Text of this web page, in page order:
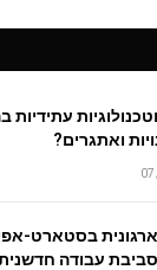
עתידיות
ואתגרים?
בסטארט-
עבודה חדשנית